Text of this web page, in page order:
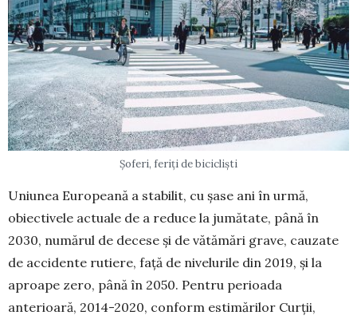
Șoferi, feriți de bicicliști
Uniunea Europeană a stabilit, cu șase ani în urmă,
obiectivele actuale de a reduce la jumătate, până în
2030, numărul de decese și de vătămări grave, cauzate
de accidente rutiere, față de nivelurile din 2019, și la
aproape zero, până în 2050. Pentru perioada
anterioară, 2014-2020, conform estimărilor Curții,